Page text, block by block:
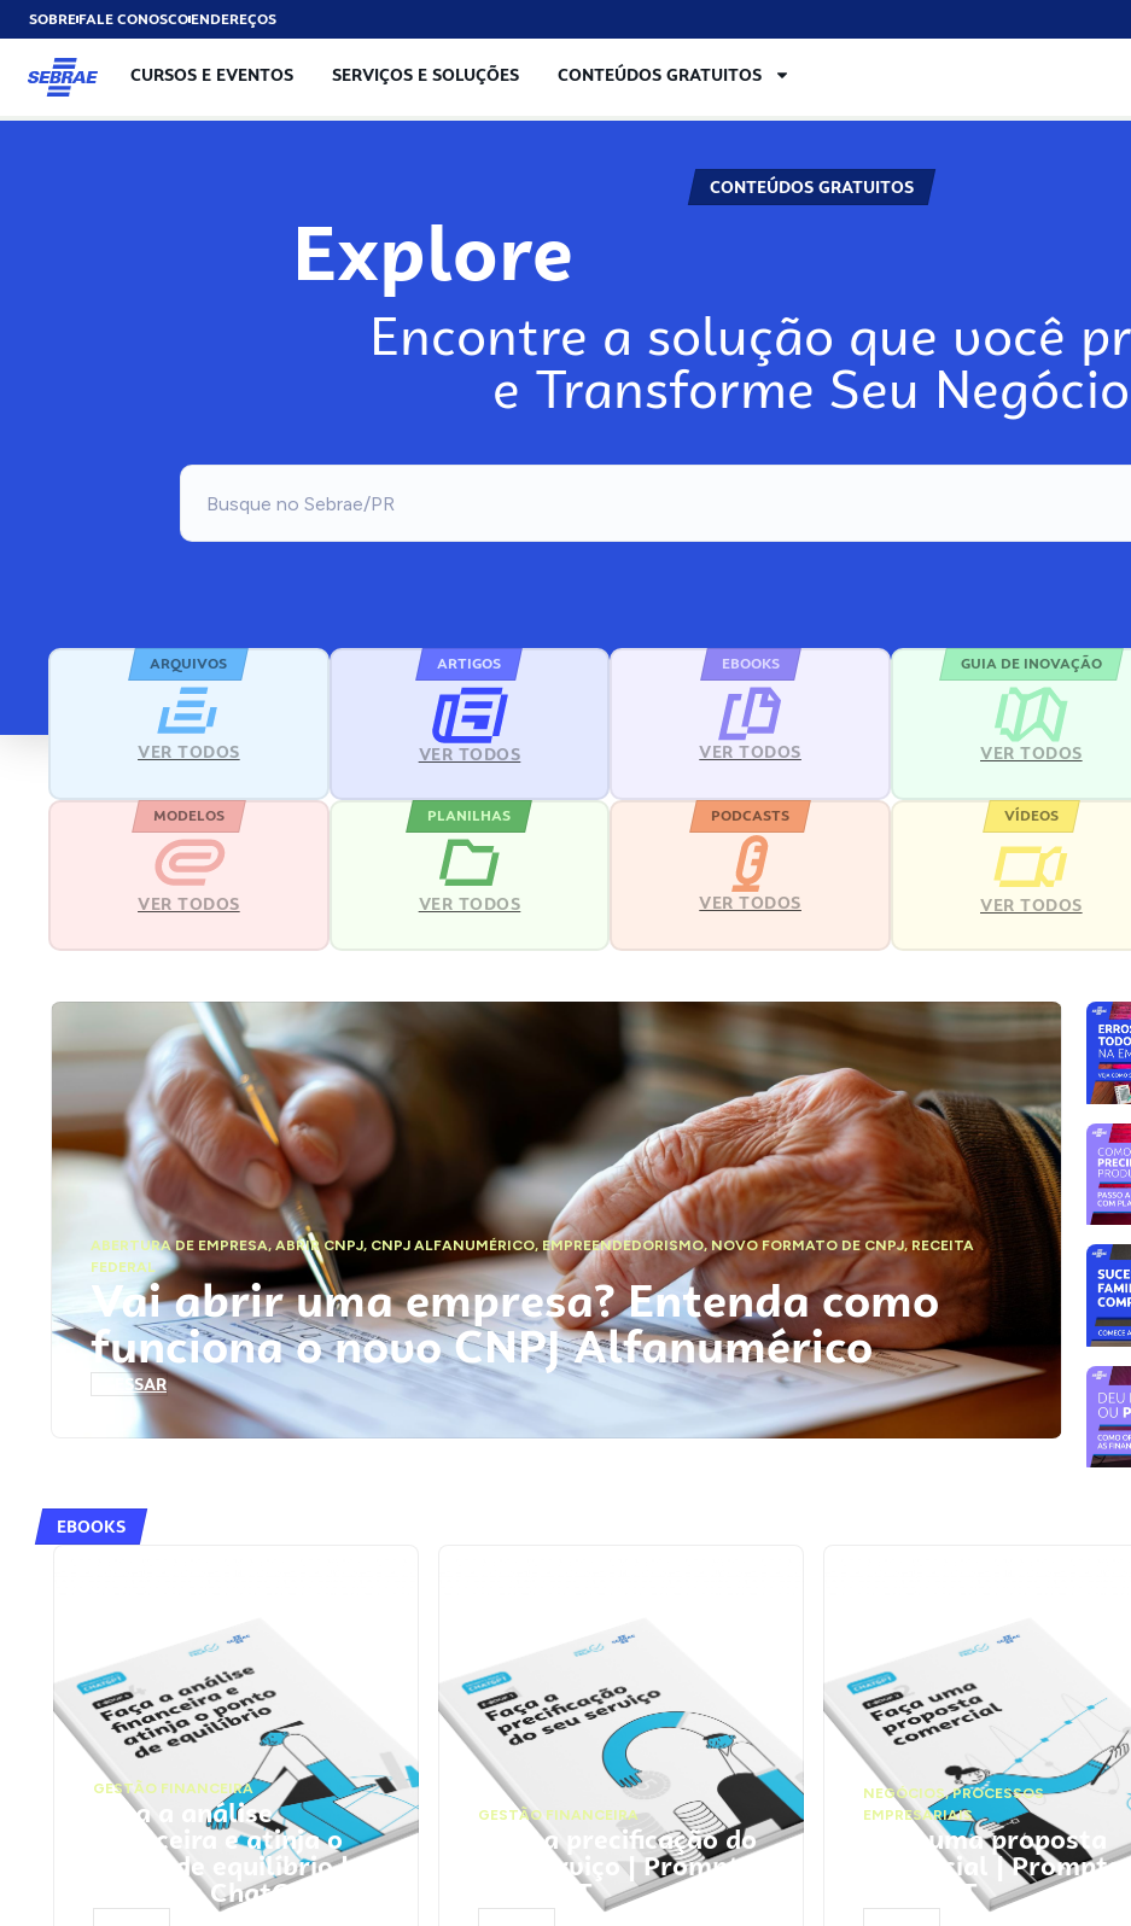
SOBREFALE CONOSCOENDEREÇOS
CURSOS E EVENTOS SERVIÇOS E SOLUÇÕES CONTEÚDOS GRATUITOS
CONTEÚDOS GRATUITOS
Explore
Encontre a solução que você
e Transforme Seu Negócio
ARQUIVOS
VER TODOS
ARTIGOS
VER TODOS
EBOOKS
VER TODOS
GUIA DE INOVAÇÃO
VER TODOS
MODELOS
VER TODOS
PLANILHAS
VER TODOS
PODCASTS
VER TODOS
VÍDEOS
VER TODOS
ABERTURA DE EMPRESA,ABRIR CNPJ, CNPJ ALFANUMÉRICO, EMPREENDEDORISMO,NOVO FORMATO DE CNPJ,RECEITA
FEDERAL
Vai abrir uma empresa? Entenda como
funciona o novo CNPJ Alfanumérico
ACESSAR
EBOOKS
GESTÃO FINANCEIRA
Faça a análise
financeira e atinja o
ponto de equilíbrio |
Prompts ChatGPT
GESTÃO FINANCEIRA
Faça a precificação do
seu serviço | Prompts
ChatGPT
NEGÓCIOS,PROCESSOS
EMPRESARIAIS
Faça uma proposta
comercial | Prompts
ChatGPT